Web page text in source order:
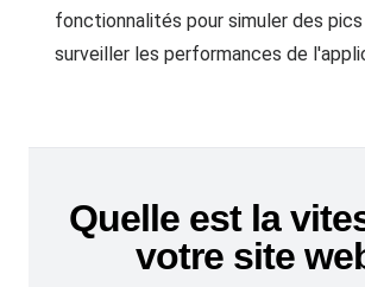
fonctionnalités pour simuler des
surveiller les performances de
Quelle est la
votre site